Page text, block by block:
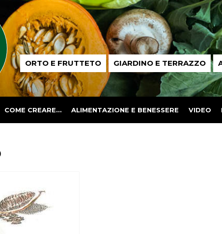
Passione
in ORTO E FRUTTETO GIARDINO E TERRAZZO
COME CREARE… ALIMENTAZIONE E BENESSERE VIDEO